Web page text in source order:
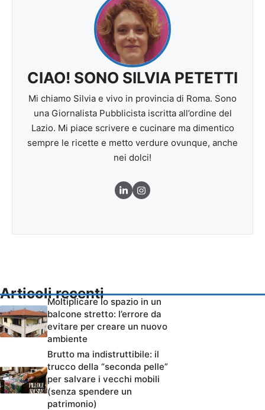
CIAO! SONO SILVIA PETETTI
Mi chiamo Silvia e vivo in provincia di Roma. Sono
una Giornalista Pubblicista iscritta all’ordine del
Lazio. Mi piace scrivere e cucinare ma dimentico
sempre le ricette e metto verdure ovunque, anche
nei dolci!
Articoli recenti
Moltiplicare lo spazio in un
balcone stretto: l’errore da
evitare per creare un nuovo
ambiente
Brutto ma indistruttibile: il
trucco della “seconda pelle”
per salvare i vecchi mobili
(senza spendere un
patrimonio)